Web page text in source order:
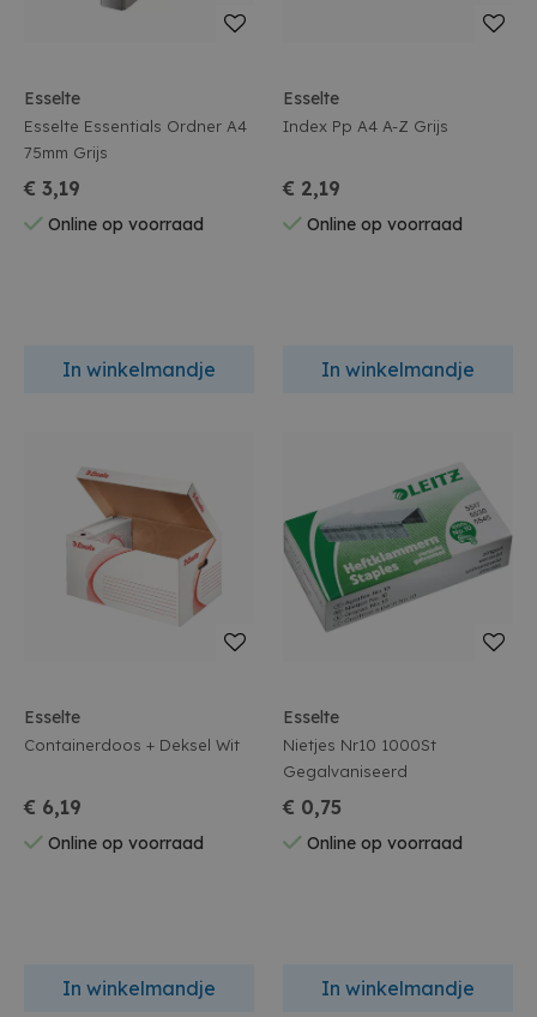
Esselte
Esselte Essentials Ordner A4
75mm Grijs
€ 3,19
Online op voorraad
In winkelmandje
Esselte
Index Pp A4 A-Z Grijs
€ 2,19
Online op voorraad
In winkelmandje
Esselte
Containerdoos + Deksel Wit
€ 6,19
Online op voorraad
In winkelmandje
Esselte
Nietjes Nr10 1000St
Gegalvaniseerd
€ 0,75
Online op voorraad
In winkelmandje